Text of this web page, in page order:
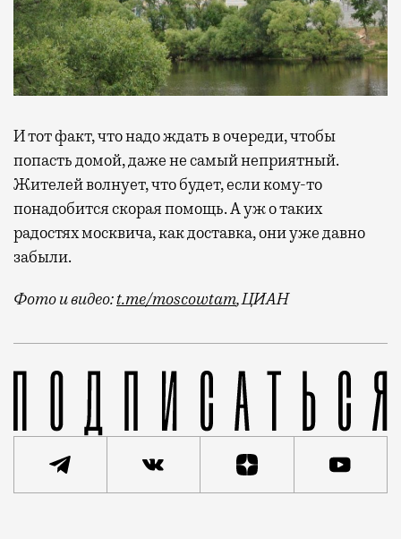
И тот факт, что надо ждать в очереди, чтобы
попасть домой, даже не самый неприятный.
Жителей волнует, что будет, если кому-то
понадобится скорая помощь. А уж о таких
радостях москвича, как доставка, они уже давно
забыли.
Фото и видео:t.me/moscowtam, ЦИАН
Жители ЖК «Загорье» в Бирюлево Восточном стали